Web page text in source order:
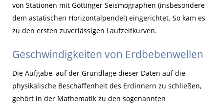
von Stationen mit Göttinger Seismographen (insbesondere
dem astatischen Horizontalpendel) eingerichtet. So kam es
zu den ersten zuverlässigen Laufzeitkurven.
Geschwindigkeiten von Erdbebenwellen
Die Aufgabe, auf der Grundlage dieser Daten auf die
physikalische Beschaffenheit des Erdinnern zu schließen,
gehört in der Mathematik zu den sogenannten